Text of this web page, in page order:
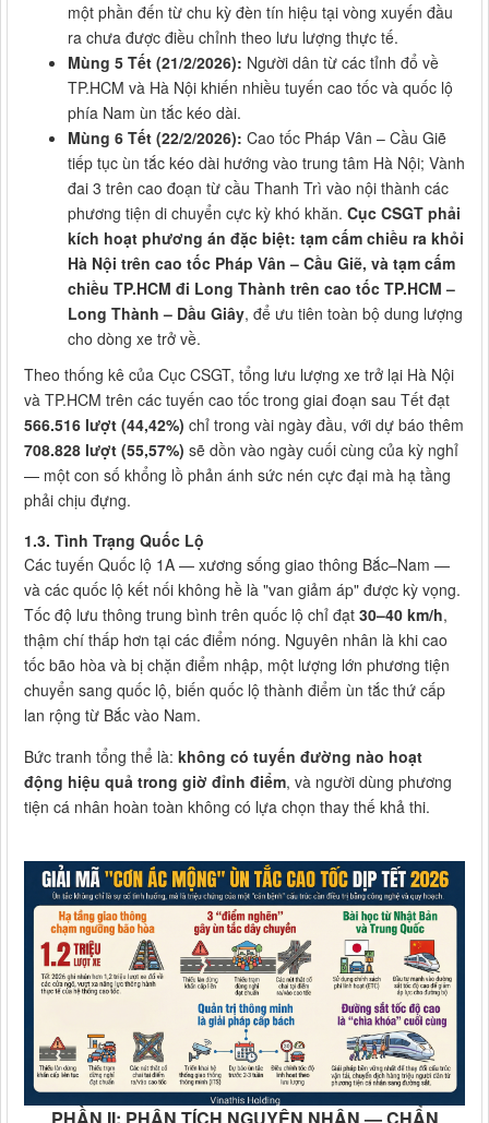
một phần đến từ chu kỳ đèn tín hiệu tại vòng xuyến đầu
ra chưa được điều chỉnh theo lưu lượng thực tế.
Mùng 5 Tết (21/2/2026): Người dân từ các tỉnh đổ về
TP.HCM và Hà Nội khiến nhiều tuyến cao tốc và quốc lộ
phía Nam ùn tắc kéo dài.
Mùng 6 Tết (22/2/2026): Cao tốc Pháp Vân – Cầu Giẽ
tiếp tục ùn tắc kéo dài hướng vào trung tâm Hà Nội; Vành
đai 3 trên cao đoạn từ cầu Thanh Trì vào nội thành các
phương tiện di chuyển cực kỳ khó khăn. Cục CSGT phải
kích hoạt phương án đặc biệt: tạm cấm chiều ra khỏi
Hà Nội trên cao tốc Pháp Vân – Cầu Giẽ, và tạm cấm
chiều TP.HCM đi Long Thành trên cao tốc TP.HCM –
Long Thành – Dầu Giây, để ưu tiên toàn bộ dung lượng
cho dòng xe trở về.
Theo thống kê của Cục CSGT, tổng lưu lượng xe trở lại Hà Nội
và TP.HCM trên các tuyến cao tốc trong giai đoạn sau Tết đạt
566.516 lượt (44,42%) chỉ trong vài ngày đầu, với dự báo thêm
708.828 lượt (55,57%) sẽ dồn vào ngày cuối cùng của kỳ nghỉ
— một con số khổng lồ phản ánh sức nén cực đại mà hạ tầng
phải chịu đựng.
1.3. Tình Trạng Quốc Lộ
Các tuyến Quốc lộ 1A — xương sống giao thông Bắc–Nam —
và các quốc lộ kết nối không hề là "van giảm áp" được kỳ vọng.
Tốc độ lưu thông trung bình trên quốc lộ chỉ đạt 30–40 km/h,
thậm chí thấp hơn tại các điểm nóng. Nguyên nhân là khi cao
tốc bão hòa và bị chặn điểm nhập, một lượng lớn phương tiện
chuyển sang quốc lộ, biến quốc lộ thành điểm ùn tắc thứ cấp
lan rộng từ Bắc vào Nam.
Bức tranh tổng thể là: không có tuyến đường nào hoạt
động hiệu quả trong giờ đỉnh điểm, và người dùng phương
tiện cá nhân hoàn toàn không có lựa chọn thay thế khả thi.